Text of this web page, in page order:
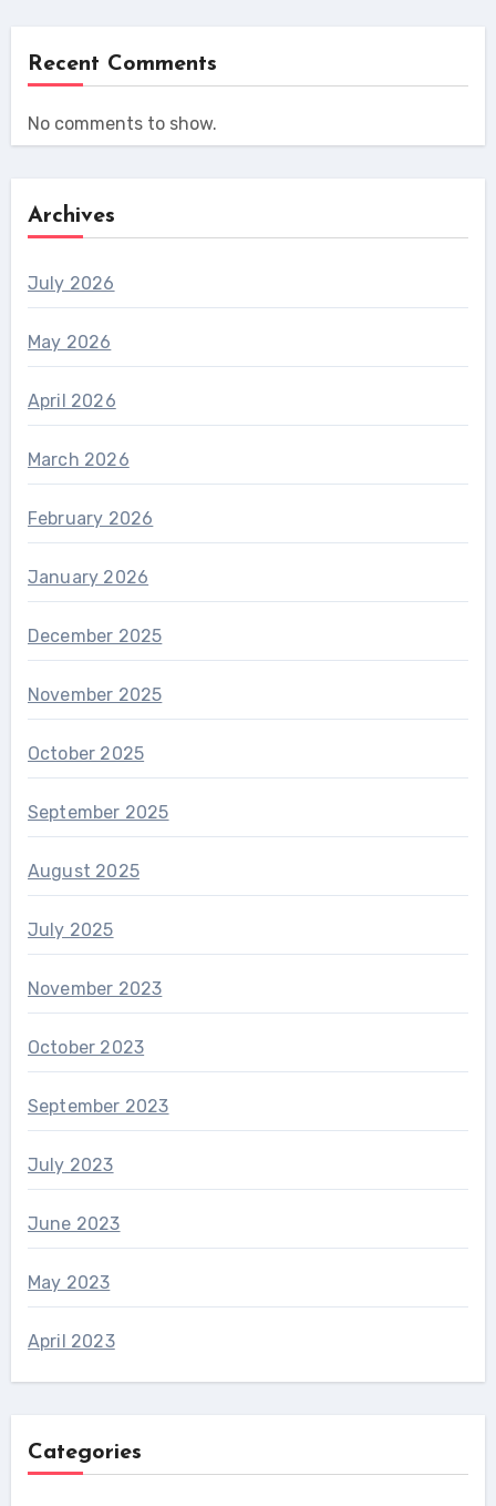
Recent Comments
No comments to show.
Archives
July 2026
May 2026
April 2026
March 2026
February 2026
January 2026
December 2025
November 2025
October 2025
September 2025
August 2025
July 2025
November 2023
October 2023
September 2023
July 2023
June 2023
May 2023
April 2023
Categories